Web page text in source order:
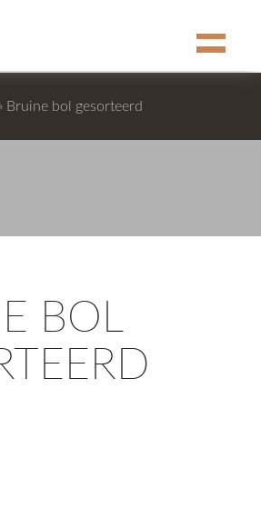
Bruine bol gesorteerd
BOL